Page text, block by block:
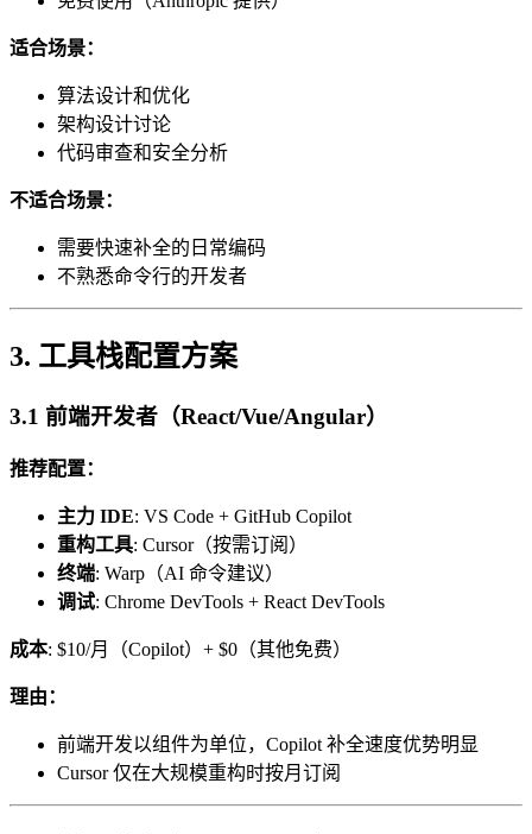
适合场景：
算法设计和优化
架构设计讨论
代码审查和安全分析
不适合场景：
需要快速补全的日常编码
不熟悉命令行的开发者
3. 工具栈配置方案
3.1 前端开发者（React/Vue/Angular）
推荐配置：
主力 IDE: VS Code + GitHub Copilot
重构工具: Cursor（按需订阅）
终端: Warp（AI 命令建议）
调试: Chrome DevTools + React DevTools
成本: $10/月（Copilot）+ $0（其他免费）
理由：
前端开发以组件为单位，Copilot 补全速度优势明显
Cursor 仅在大规模重构时按月订阅